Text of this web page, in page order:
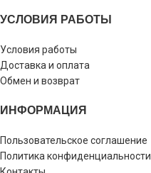
УСЛОВИЯ РАБОТЫ
Условия работы
Доставка и оплата
Обмен и возврат
ИНФОРМАЦИЯ
Пользовательское соглашение
Политика конфиденциальности